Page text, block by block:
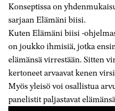
Konseptissa on
sarjaan Elämäni biisi.
Kuten Elämäni biisi -
on joukko ihmisiä, jotka
elämänsä virrestään. Sitten
kertoneet arvaavat kenen
Myös yleisö voi osallistua
panelistit paljastavat